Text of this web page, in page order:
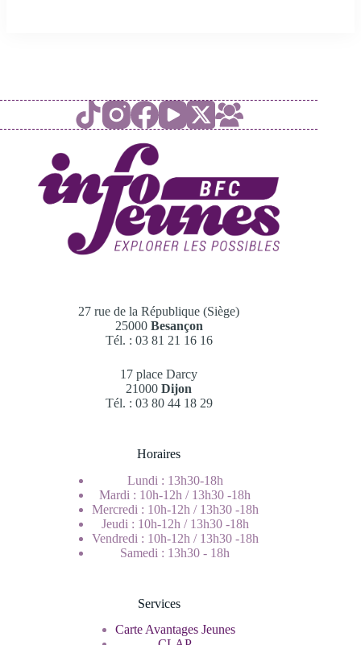
27 rue de la République (Siège)
25000 Besançon
Tél. : 03 81 21 16 16
17 place Darcy
21000Dijon
Tél. : 03 80 44 18 29
Horaires
Lundi : 13h30-18h
Mardi : 10h-12h / 13h30 -18h
Mercredi : 10h-12h / 13h30 -18h
Jeudi : 10h-12h / 13h30 -18h
Vendredi : 10h-12h / 13h30 -18h
Samedi : 13h30 - 18h
Services
Carte Avantages Jeunes